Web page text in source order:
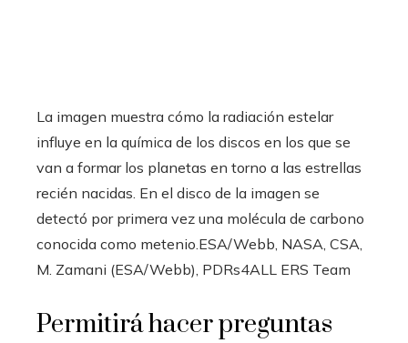
La imagen muestra cómo la radiación estelar
influye en la química de los discos en los que se
van a formar los planetas en torno a las estrellas
recién nacidas. En el disco de la imagen se
detectó por primera vez una molécula de carbono
conocida como metenio. ESA/Webb, NASA, CSA,
M. Zamani (ESA/Webb), PDRs4ALL ERS Team
Permitirá hacer preguntas